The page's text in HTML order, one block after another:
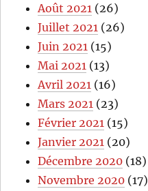
Août 2021 (26)
Juillet 2021 (26)
Juin 2021 (15)
Mai 2021 (13)
Avril 2021 (16)
Mars 2021 (23)
Février 2021 (15)
Janvier 2021 (20)
Décembre 2020 (18)
Novembre 2020 (17)